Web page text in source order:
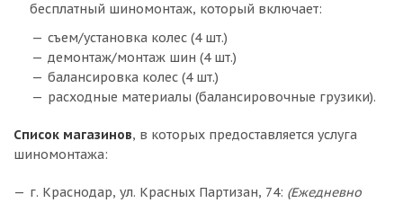
бесплатный шиномонтаж, который включает:
съем/установка колес (4 шт.)
демонтаж/монтаж шин (4 шт.)
балансировка колес (4 шт.)
расходные материалы (балансировочные грузики).
Список магазинов, в которых предоставляется услуга
шиномонтажа:
г. Краснодар, ул. Красных Партизан, 74: (Ежедневно